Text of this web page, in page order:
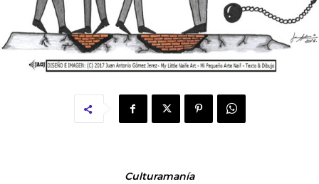
Culturamanía